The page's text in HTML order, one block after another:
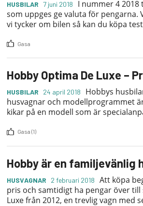
HUSBILAR 7 juni 2018
I nummer 4 2018
som uppges ge valuta för pengarna.
vi tycker om bilen så kan du köpa
Gasa
Hobby Optima De Luxe –
HUSBILAR 24 april 2018
Hobbys
husvagnar och modellprogrammet
kikar på en modell som är
Gasa (1)
Hobby är en familjevänlig
HUSVAGNAR 2 februari 2018
Att köpa
pris och samtidigt ha pengar över
Luxe från 2012, en trevlig vagn med